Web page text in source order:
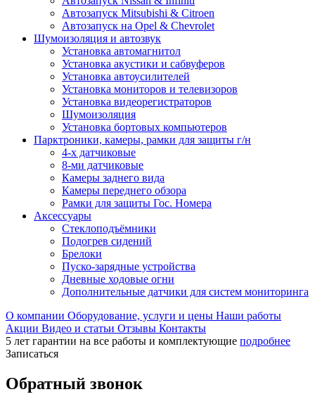
Автозапуск Mitsubishi & Citroen
Автозапуск на Opel & Chevrolet
Шумоизоляция и автозвук
Установка автомагнитол
Установка акустики и сабвуферов
Установка автоусилителей
Установка мониторов и телевизоров
Установка видеорегистраторов
Шумоизоляция
Установка бортовых компьютеров
Парктроники, камеры, рамки для защиты г/н
4-х датчиковые
8-ми датчиковые
Камеры заднего вида
Камеры переднего обзора
Рамки для защиты Гос. Номера
Аксессуары
Стеклоподъёмники
Подогрев сидений
Брелоки
Пуско-зарядные устройства
Дневные ходовые огни
Дополнительные датчики для систем мониторинга
О компании Оборудование, услуги и цены Наши работы
Акции Видео и статьи Отзывы Контакты
5 лет гарантии на все работы и комплектующие подробнее
Записаться
Обратный звонок